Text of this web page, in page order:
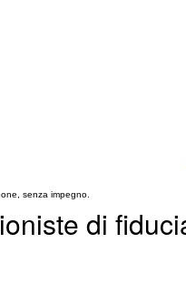
senza impegno.
di